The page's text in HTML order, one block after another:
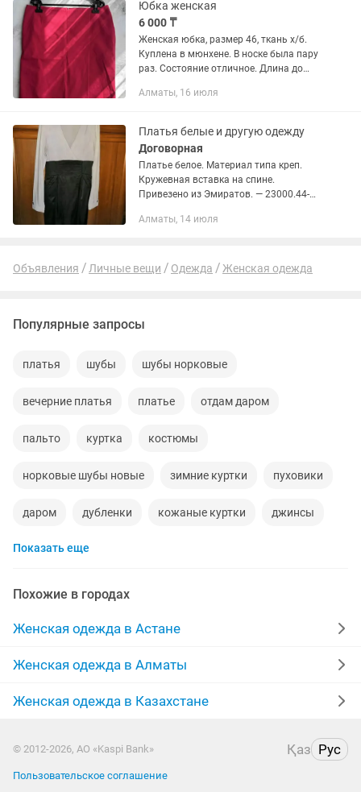
Юбка женская
6 000 ₸
Женская юбка, размер 46, ткань х/б.
Куплена в мюнхене. В носке была пару
раз. Состояние отличное. Длина до
посадка
Алматы, 16 июля
Платья белые и другую одежду
Договорная
Платье белое. Материал типа креп.
Кружевная вставка на спине.
Привезено из Эмиратов. — 23000.44-
— 5000 Платье коктейльное. — 5000.
Алматы, 14 июля
Объявления Личные вещи Одежда Женская одежда
Популярные запросы
платья шубы шубы норковые
вечерние платья платье отдам даром
пальто куртка костюмы
норковые шубы новые зимние куртки пуховики
даром дубленки кожаные куртки джинсы
шубы мутон
пальто женские меховые жилетки
платья на прокат брюки
зимние пуховики кардиган
пиджаки кофты отдадим
Показать еще
Похожие в городах
Женская одежда в Астане
Женская одежда в Алматы
Женская одежда в Казахстане
© 2012-2026, АО «Kaspi Bank» Қаз Рус
Пользовательское соглашение